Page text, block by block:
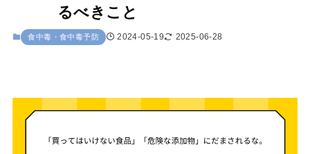
るべきこと
食中毒・食中毒予防 2024-05-19 2025-06-28